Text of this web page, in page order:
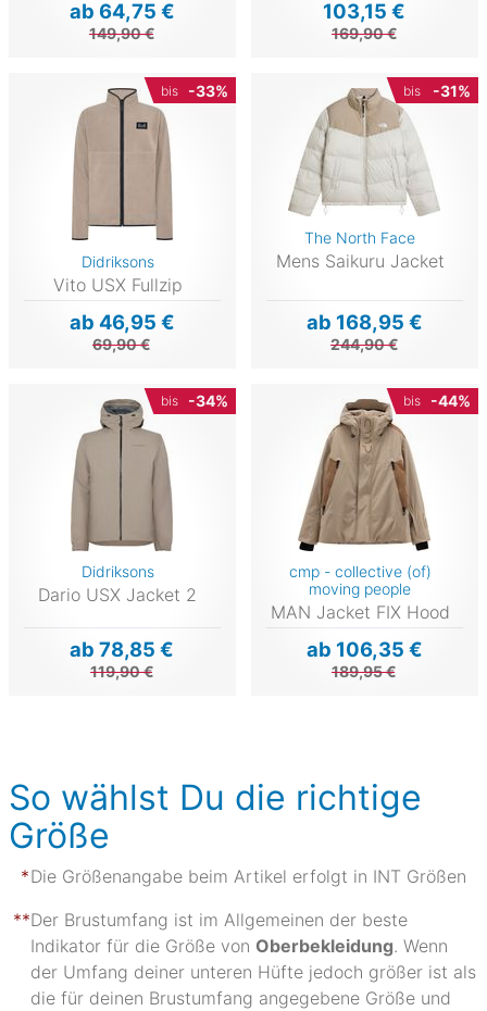
ab 64,75 €
149,90 €
103,15 €
169,90 €
bis -33%
Didriksons
Vito USX Fullzip
ab 46,95 €
69,90 €
bis -31%
The North Face
Mens Saikuru Jacket
ab 168,95 €
244,90 €
bis -34%
Didriksons
Dario USX Jacket 2
ab 78,85 €
119,90 €
bis -44%
cmp - collective (of)
moving people
MAN Jacket FIX Hood
ab 106,35 €
189,95 €
So wählst Du die richtige
Größe
Die Größenangabe beim Artikel erfolgt in INT Größen
Der Brustumfang ist im Allgemeinen der beste
Indikator für die Größe von Oberbekleidung. Wenn
der Umfang deiner unteren Hüfte jedoch größer ist als
die für deinen Brustumfang angegebene Größe und